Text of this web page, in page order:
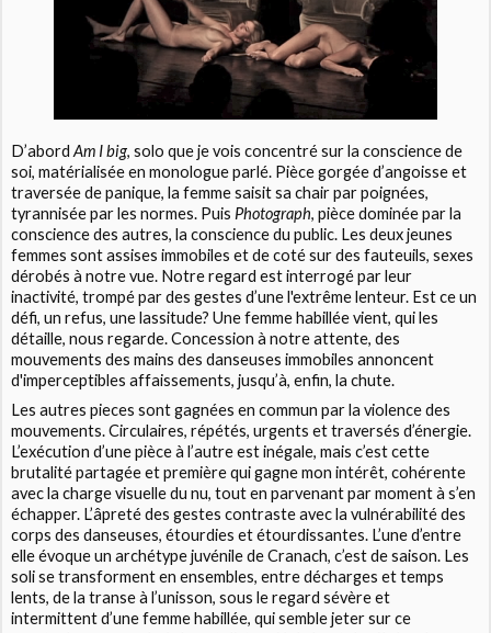
D’abordAm I big, solo que je vois concentré sur la conscience de
soi, matérialisée en monologue parlé. Pièce gorgée d’angoisse et
traversée de panique, la femme saisit sa chair par poignées,
tyrannisée par les normes. Puis Photograph, pièce dominée par la
conscience des autres, la conscience du public. Les deux jeunes
femmes sont assises immobiles et de coté sur des fauteuils, sexes
dérobés à notre vue. Notre regard est interrogé par leur
inactivité, trompé par des gestes d’une l'extrême lenteur. Est ce un
défi, un refus, une lassitude? Une femme habillée vient, qui les
détaille, nous regarde. Concession à notre attente, des
mouvements des mains des danseuses immobiles annoncent
d'imperceptibles affaissements, jusqu’à, enfin, la chute.
Les autres pieces sont gagnées en commun par la violence des
mouvements. Circulaires, répétés, urgents et traversés d’énergie.
L’exécution d’une pièce à l’autre est inégale, mais c’est cette
brutalité partagée et première qui gagne mon intérêt, cohérente
avec la charge visuelle du nu, tout en parvenant par moment à s’en
échapper. L’âpreté des gestes contraste avec la vulnérabilité des
corps des danseuses, étourdies et étourdissantes. L’une d’entre
elle évoque un archétype juvénile de Cranach, c’est de saison. Les
soli se transforment en ensembles, entre décharges et temps
lents, de la transe à l’unisson, sous le regard sévère et
intermittent d’une femme habillée, qui semble jeter sur ce